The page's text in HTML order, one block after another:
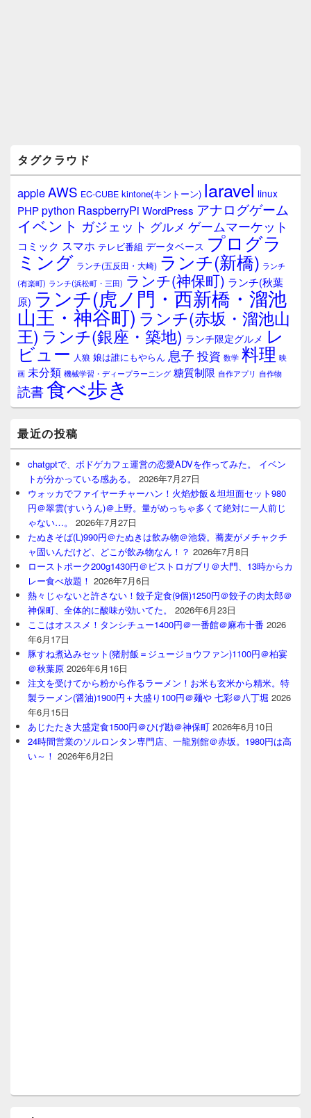
タグクラウド
appleAWS EC-CUBE kintone(キントーン) laravel linux
PHPpython RaspberryPi WordPress アナログゲーム
イベント ガジェット グルメ ゲームマーケット
コミック スマホ テレビ番組 データベース プログラ
ミング ランチ(五反田・大崎) ランチ(新橋) ランチ
(有楽町) ランチ(浜松町・三田) ランチ(神保町) ランチ(秋葉
原) ランチ(虎ノ門・西新橋・溜池
山王・神谷町) ランチ(赤坂・溜池山
王) ランチ(銀座・築地) ランチ限定グルメ レ
ビュー 人狼 娘は誰にもやらん 息子 投資 数学 料理 映
画 未分類 機械学習・ディープラーニング 糖質制限 自作アプリ 自作物
読書食べ歩き
最近の投稿
chatgptで、ボドゲカフェ運営の恋愛ADVを作ってみた。 イベン
トが分かっている感ある。
2026年7月27日
ウォッカでファイヤーチャーハン！火焰炒飯＆坦坦面セット980
円＠翠雲(すいうん)＠上野。量がめっちゃ多くて絶対に一人前じ
ゃない…。
2026年7月27日
たぬきそば(L)990円＠たぬきは飲み物＠池袋。蕎麦がメチャクチ
ャ固いんだけど、どこが飲み物なん！？ 2026年7月8日
ローストポーク200g1430円＠ビストロガブリ＠大門、13時からカ
レー食べ放題！ 2026年7月6日
熱々じゃないと許さない！餃子定食(9個)1250円＠餃子の肉太郎＠
神保町、全体的に酸味が効いてた。
2026年6月23日
ここはオススメ！タンシチュー1400円＠一番館＠麻布十番 2026
年6月17日
豚すね煮込みセット(猪肘飯＝ジュージョウファン)1100円＠柏宴
＠秋葉原 2026年6月16日
注文を受けてから粉から作るラーメン！お米も玄米から精米。特
製ラーメン(醤油)1900円＋大盛り100円＠麺や 七彩＠八丁堀 2026
年6月15日
あじたたき大盛定食1500円＠ひげ勘＠神保町 2026年6月10日
24時間営業のソルロンタン専門店、一龍別館＠赤坂。1980円は高
い～！ 2026年6月2日